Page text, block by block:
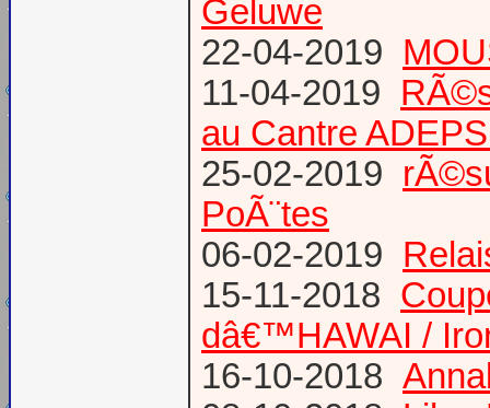
Geluwe
22-04-2019
11-04-2019
au Cantre
25-02-2019
PoÃ¨tes
06-02-2019
15-11-2018
dâ€™HAWAI /
16-10-2018